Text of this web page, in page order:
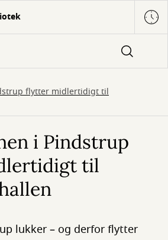
flytter midlertidigt til
i Pindstrup
til
lukker – og derfor flytter